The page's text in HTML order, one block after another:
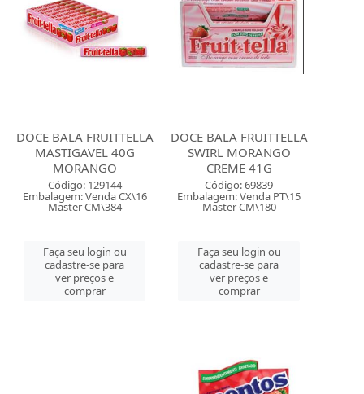
DOCE BALA FRUITTELLA
MASTIGAVEL 40G
MORANGO
Código: 129144
Embalagem: Venda CX\16
Master CM\384
Faça seu login ou
cadastre-se para
ver preços e
comprar
DOCE BALA FRUITTELLA
SWIRL MORANGO
CREME 41G
Código: 69839
Embalagem: Venda PT\15
Master CM\180
Faça seu login ou
cadastre-se para
ver preços e
comprar